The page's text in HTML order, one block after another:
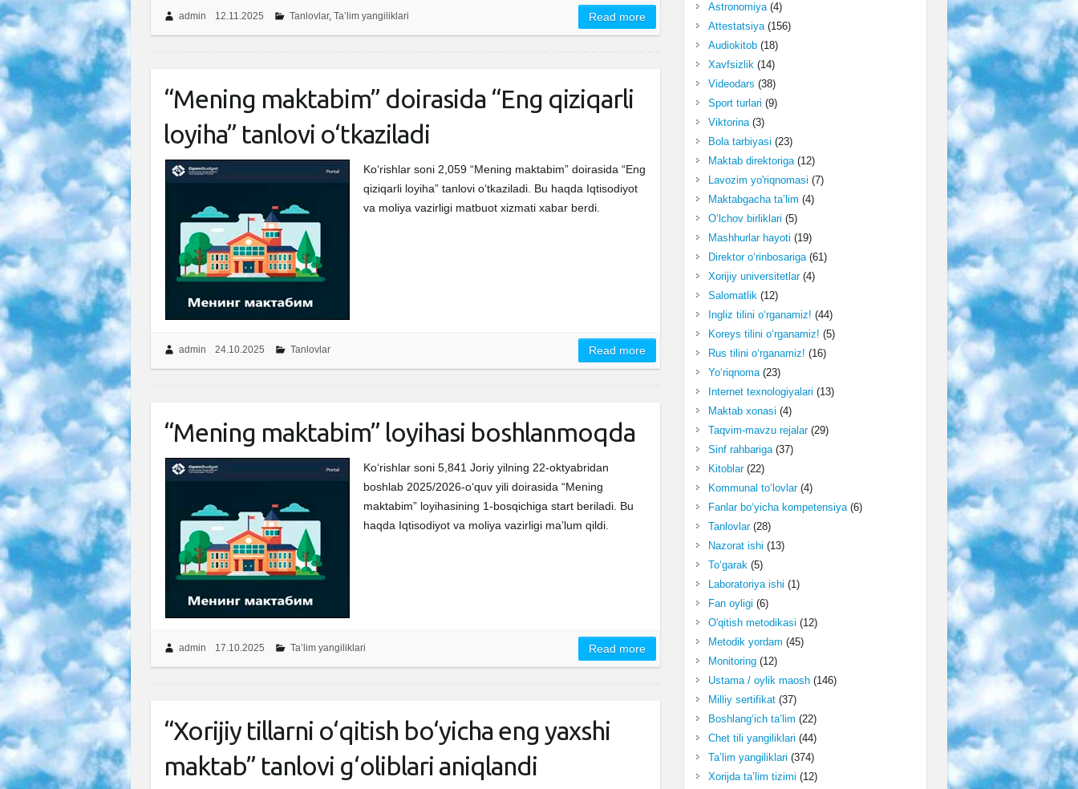
admin 12.11.2025 Tanlovlar, Ta’lim yangiliklari Read more
“Mening maktabim” doirasida “Eng qiziqarli
loyiha” tanlovi o‘tkaziladi
Ko‘rishlar soni 2,059 “Mening maktabim” doirasida “Eng
qiziqarli loyiha” tanlovi o‘tkaziladi. Bu haqda Iqtisodiyot
va moliya vazirligi matbuot xizmati xabar berdi.
admin 24.10.2025 Tanlovlar Read more
“Mening maktabim” loyihasi boshlanmoqda
Ko‘rishlar soni 5,841 Joriy yilning 22-oktyabridan
boshlab 2025/2026-oʻquv yili doirasida “Mening
maktabim” loyihasining 1-bosqichiga start beriladi. Bu
haqda Iqtisodiyot va moliya vazirligi maʼlum qildi.
admin 17.10.2025 Ta’lim yangiliklari Read more
“Xorijiy tillarni o‘qitish bo‘yicha eng yaxshi
maktab” tanlovi g‘oliblari aniqlandi
Astronomiya(4)
Attestatsiya(156)
Audiokitob(18)
Xavfsizlik(14)
Videodars (38)
Sport turlari (9)
Viktorina(3)
Bola tarbiyasi (23)
Maktab direktoriga(12)
Lavozim yo'riqnomasi (7)
Maktabgacha ta’lim (4)
O‘lchov birliklari (5)
Mashhurlar hayoti (19)
Direktor o‘rinbosariga(61)
Xorijiy universitetlar(4)
Salomatlik(12)
Ingliz tilini o‘rganamiz! (44)
Koreys tilini o‘rganamiz! (5)
Rus tilini o‘rganamiz! (16)
Yo‘riqnoma(23)
Internet texnologiyalari (13)
Maktab xonasi (4)
Taqvim-mavzu rejalar(29)
Sinf rahbariga(37)
Kitoblar(22)
Kommunal to‘lovlar(4)
Fanlar bo‘yicha kompetensiya(6)
Tanlovlar(28)
Nazorat ishi (13)
To‘garak(5)
Laboratoriya ishi (1)
Fan oyligi (6)
O'qitish metodikasi (12)
Metodik yordam (45)
Monitoring(12)
Ustama / oylik maosh(146)
Milliy sertifikat(37)
Boshlang‘ich ta’lim (22)
Chet tili yangiliklari (44)
Ta’lim yangiliklari (374)
Xorijda ta’lim tizimi (12)